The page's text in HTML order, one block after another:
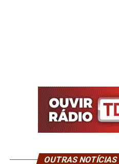
OUTRAS